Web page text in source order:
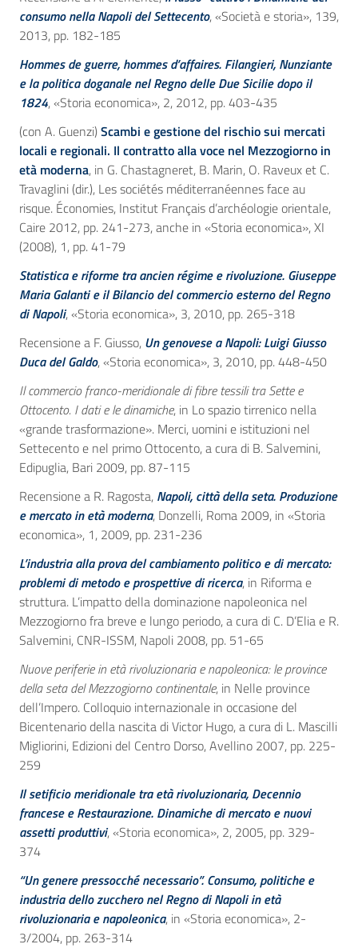
consumo nella Napoli del Settecento, «Società e storia», 139,
2013, pp. 182-185
Hommes de guerre, hommes d’affaires. Filangieri, Nunziante
e la politica doganale nel Regno delle Due Sicilie dopo il
1824, «Storia economica», 2, 2012, pp. 403-435
(con A. Guenzi)Scambi e gestione del rischio sui mercati
locali e regionali. Il contratto alla voce nel Mezzogiorno in
età moderna, in G. Chastagneret, B. Marin, O. Raveux et C.
Travaglini (dir.), Les sociétés méditerranéennes face au
risque. Économies, Institut Français d’archéologie orientale,
Caire 2012, pp. 241-273, anche in «Storia economica», XI
(2008), 1, pp. 41-79
Statistica e riforme tra ancien régime e rivoluzione. Giuseppe
Maria Galanti e il Bilancio del commercio esterno del Regno
di Napoli, «Storia economica», 3, 2010, pp. 265-318
Recensione a F. Giusso, Un genovese a Napoli: Luigi Giusso
Duca del Galdo, «Storia economica», 3, 2010, pp. 448-450
Il commercio franco-meridionale di fibre tessili tra Sette e
Ottocento. I dati e le dinamiche, in Lo spazio tirrenico nella
«grande trasformazione». Merci, uomini e istituzioni nel
Settecento e nel primo Ottocento, a cura di B. Salvemini,
Edipuglia, Bari 2009, pp. 87-115
Recensione a R. Ragosta, Napoli, città della seta. Produzione
e mercato in età moderna, Donzelli, Roma 2009, in «Storia
economica», 1, 2009, pp. 231-236
L’industria alla prova del cambiamento politico e di mercato:
problemi di metodo e prospettive di ricerca, in Riforma e
struttura. L’impatto della dominazione napoleonica nel
Mezzogiorno fra breve e lungo periodo, a cura di C. D’Elia e R.
Salvemini, CNR-ISSM, Napoli 2008, pp. 51-65
Nuove periferie in età rivoluzionaria e napoleonica: le province
della seta del Mezzogiorno continentale, in Nelle province
dell’Impero. Colloquio internazionale in occasione del
Bicentenario della nascita di Victor Hugo, a cura di L. Mascilli
Migliorini, Edizioni del Centro Dorso, Avellino 2007, pp. 225-
259
Il setificio meridionale tra età rivoluzionaria, Decennio
francese e Restaurazione. Dinamiche di mercato e nuovi
assetti produttivi, «Storia economica», 2, 2005, pp. 329-
374
“Un genere pressocché necessario”. Consumo, politiche e
industria dello zucchero nel Regno di Napoli in età
rivoluzionaria e napoleonica, in «Storia economica», 2-
3/2004, pp. 263-314